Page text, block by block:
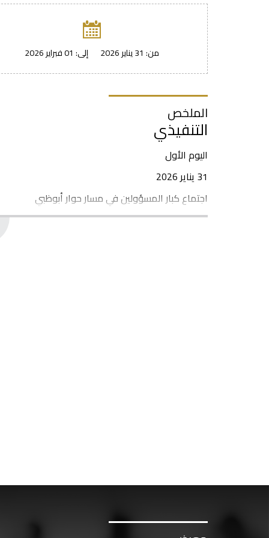
من: 31 يناير 2026 إلى: 01 فبراير 2026
الملخص
التنفيذي
اليوم الأول
31 يناير 2026
اجتماع كبار المسؤولين في مسار حوار أبوظبي
• المتحدث: ّ تانيا ديدوفيتش، الخبير الإقليمي